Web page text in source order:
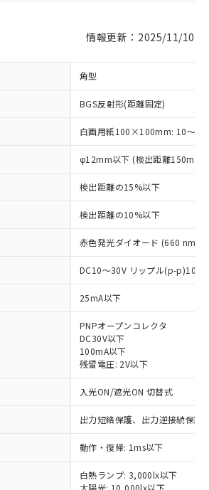
情報更新：2025/11/10
角型
BGS反射形(距離固定)
白画用紙100×100mm: 10～
φ12mm以下 (検出距離150mm)
検出距離の15%以下
検出距離の10%以下
赤色発光ダイオード (660 nm)
DC10～30V リップル(p-p)10%
25mA以下
PNPオープンコレクタ
DC30V以下
100mA以下
残留電圧: 2V以下
入光ON/遮光ON 切替式
出力短絡保護、出力逆接続保護
動作・復帰: 1ms以下
白熱ランプ: 3,000lx以下
太陽光: 10,000lx以下
：EU RoHS指令（10物質）の
した製品が提供可能な商品で